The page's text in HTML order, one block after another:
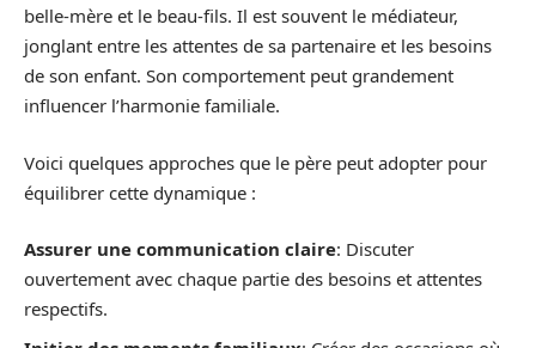
belle-mère et le beau-fils. Il est souvent le médiateur,
jonglant entre les attentes de sa partenaire et les besoins
de son enfant. Son comportement peut grandement
influencer l’harmonie familiale.
Voici quelques approches que le père peut adopter pour
équilibrer cette dynamique :
Assurer une communication claire: Discuter
ouvertement avec chaque partie des besoins et attentes
respectifs.